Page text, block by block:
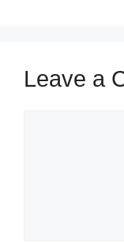
Leave a